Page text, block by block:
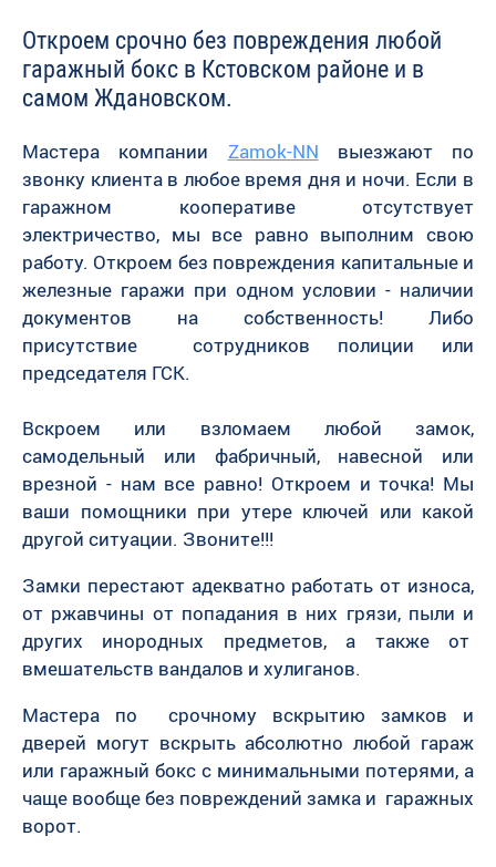
Откроем срочно без повреждения любой
гаражный бокс в Кстовском районе и в
самом Ждановском.
Мастера компании Zamok-NN
выезжают по
звонку клиента в любое время дня и ночи. Если в
гаражном кооперативе отсутствует
электричество, мы все равно выполним свою
работу. Откроем без повреждения капитальные и
железные гаражи при одном условии - наличии
документов на собственность! Либо
присутствие сотрудников полиции или
председателя ГСК.
Вскроем или взломаем любой замок,
самодельный или фабричный, навесной или
врезной - нам все равно! Откроем и точка! Мы
ваши помощники при утере ключей или какой
другой ситуации. Звоните!!!
Замки перестают адекватно работать от износа,
от ржавчины от попадания в них грязи, пыли и
других инородных предметов, а также от
вмешательств вандалов и хулиганов.
Мастера по срочному вскрытию замков и
дверей могут вскрыть абсолютно любой гараж
или гаражный бокс с минимальными потерями, а
чаще вообще без повреждений замка и гаражных
ворот.